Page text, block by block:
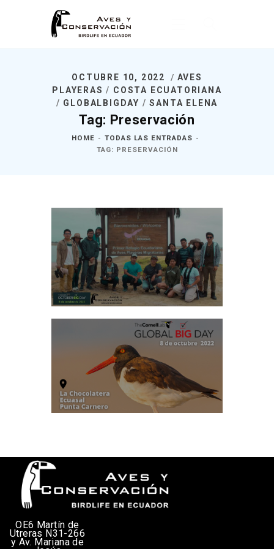
OCTUBRE 10, 2022
AVES
PLAYERAS / COSTA ECUATORIANA
/ GLOBALBIGDAY /SANTA ELENA
Tag: Preservación
HOME
TODAS LAS ENTRADAS
TAG: PRESERVACIÓN
Inicio
Nosotros
¿Qué Hacemos?
OE6 Martín de
Utreras N31-266
y Av. Mariana de